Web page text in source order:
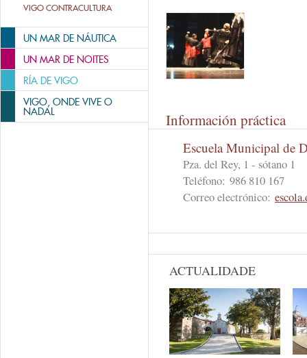
VIGO CONTRACULTURA
UN MAR DE NÁUTICA
UN MAR DE NOITES
RÍA DE VIGO
VIGO, ONDE VIVE O
NADAL Información práctica
Escuela Municipal de
Pza. del Rey, 1 - sótano 1
Teléfono: 986 810 167
Correo electrónico:
ACTUALIDADE